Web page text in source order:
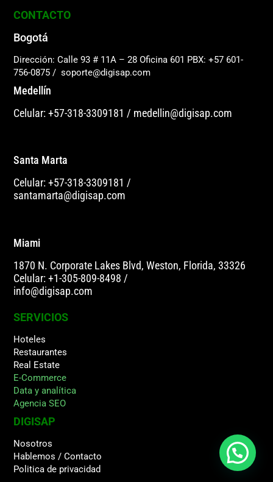
CONTACTO
Bogotá
Dirección: Calle 93 # 11A – 28 Oficina 601 PBX: +57 601-
756-0875 / soporte@digisap.com
Medellín
Celular: +57-318-3309181 / medellin@digisap.com
Santa Marta
Celular: +57-318-3309181 /
santamarta@digisap.com
Miami
1870 N. Corporate Lakes Blvd, Weston, Florida, 33326
Celular: +1-305-809-8498 /
info@digisap.com
SERVICIOS
Hoteles
Restaurantes
Real Estate
E-Commerce
Data y analítica
Agencia SEO
DIGISAP
Nosotros
Hablemos / Contacto
Politica de privacidad